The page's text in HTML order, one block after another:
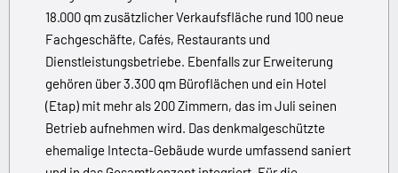
18.000 qm zusätzlicher Verkaufsfläche rund 100 neue
Fachgeschäfte, Cafés, Restaurants und
Dienstleistungsbetriebe. Ebenfalls zur Erweiterung
gehören über 3.300 qm Büroflächen und ein Hotel
(Etap) mit mehr als 200 Zimmern, das im Juli seinen
Betrieb aufnehmen wird. Das denkmalgeschützte
ehemalige Intecta-Gebäude wurde umfassend saniert